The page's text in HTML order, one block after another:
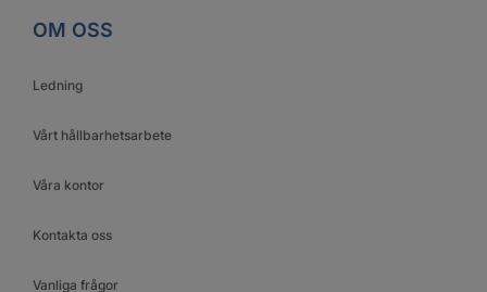
OM OSS
Ledning
Vårt hållbarhetsarbete
Våra kontor
Kontakta oss
Vanliga frågor